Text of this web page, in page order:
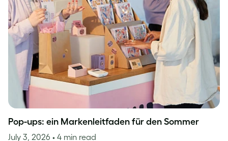
Pop-ups: ein Markenleitfaden für den Sommer
July 3, 2026 • 4 min read